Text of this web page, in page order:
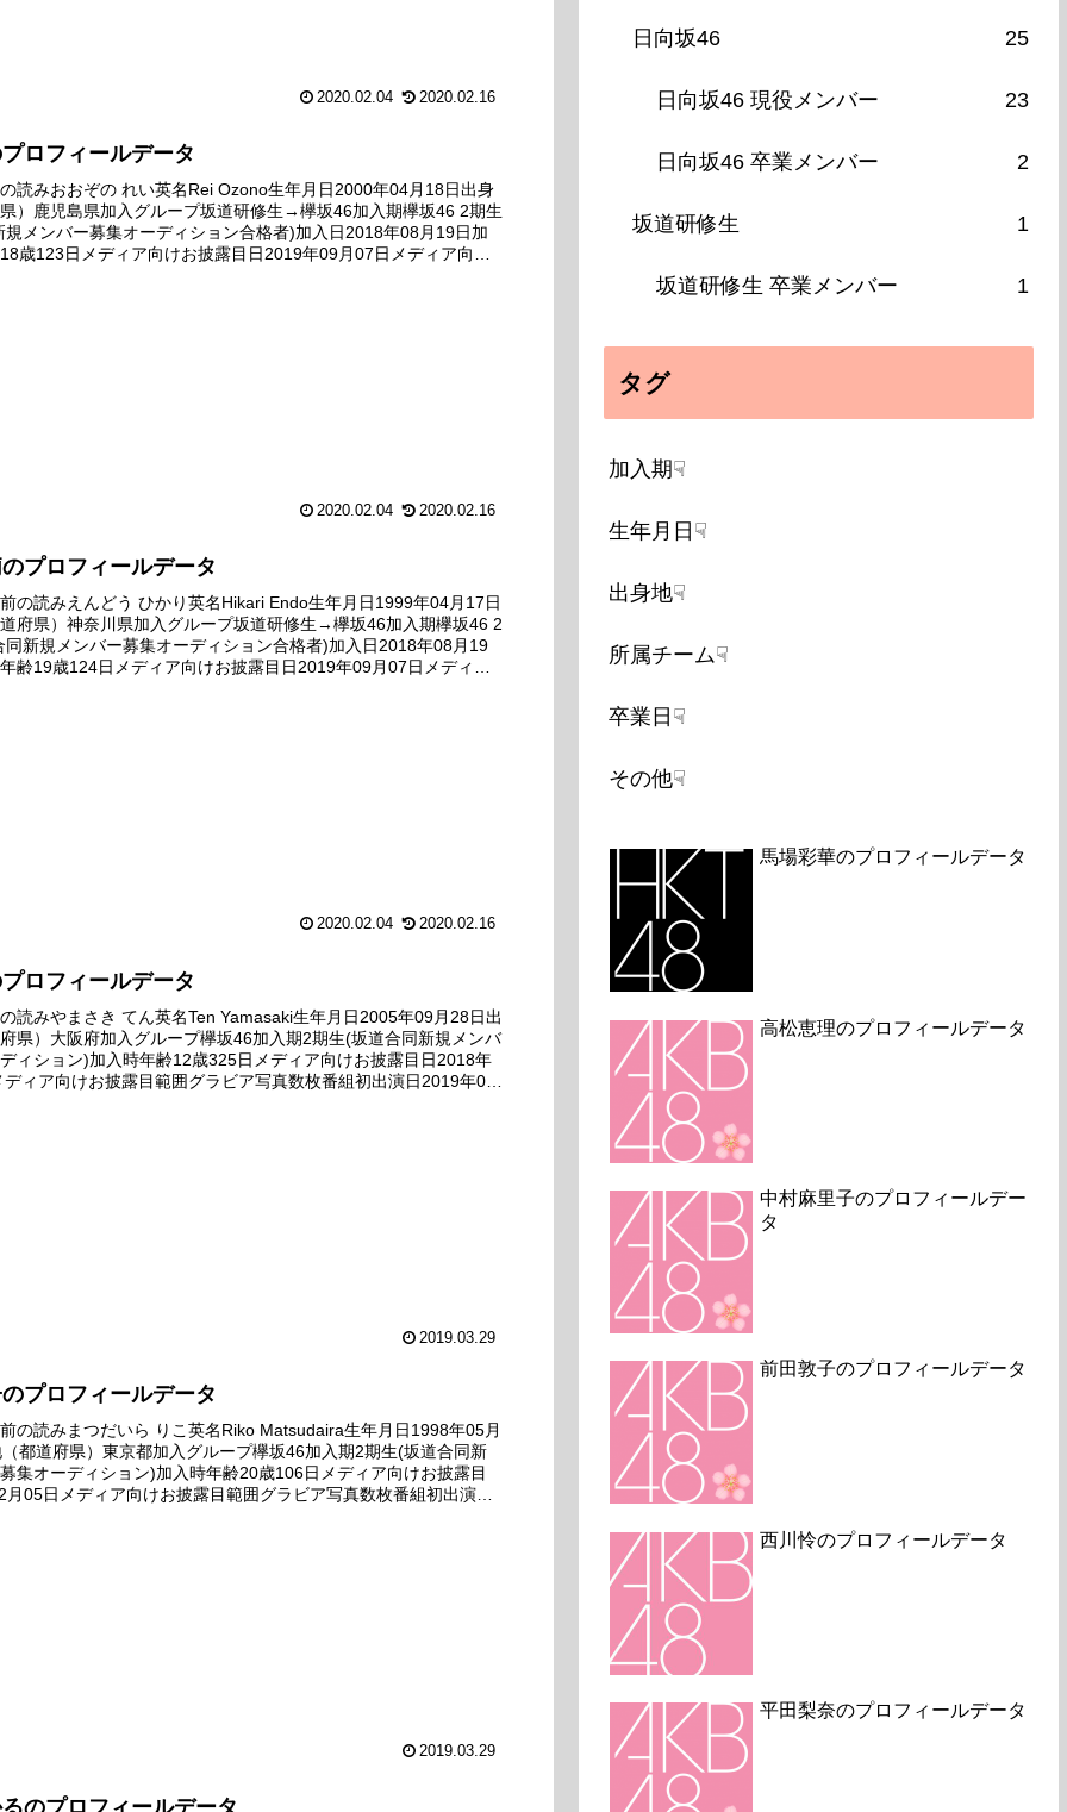
2020.02.04 2020.02.16
ロフィールデータ
読みおおぞの れい英名Rei Ozono生年月日2000年04月18日出身
）鹿児島県加入グループ坂道研修生→欅坂46加入期欅坂46 2期生
規メンバー募集オーディション合格者)加入日2018年08月19日加
歳123日メディア向けお披露目日2019年09月07日メディア向け
2020.02.04 2020.02.16
プロフィールデータ
の読みえんどう ひかり英名Hikari Endo生年月日1999年04月17日
府県）神奈川県加入グループ坂道研修生→欅坂46加入期欅坂46 2
同新規メンバー募集オーディション合格者)加入日2018年08月19
齢19歳124日メディア向けお披露目日2019年09月07日メディア
2020.02.04 2020.02.16
ロフィールデータ
読みやまさき てん英名Ten Yamasaki生年月日2005年09月28日出
県）大阪府加入グループ欅坂46加入期2期生(坂道合同新規メンバ
ィション)加入時年齢12歳325日メディア向けお披露目日2018年
ィア向けお披露目範囲グラビア写真数枚番組初出演日2019年02
2019.03.29
プロフィールデータ
の読みまつだいら りこ英名Riko Matsudaira生年月日1998年05月
都道府県）東京都加入グループ欅坂46加入期2期生(坂道合同新
集オーディション)加入時年齢20歳106日メディア向けお披露目
05日メディア向けお披露目範囲グラビア写真数枚番組初出演日
2019.03.29
日向坂46 25
日向坂46 現役メンバー 23
日向坂46 卒業メンバー 2
坂道研修生 1
坂道研修生 卒業メンバー 1
タグ
加入期☟
生年月日☟
出身地☟
所属チーム☟
卒業日☟
その他☟
馬場彩華のプロフィールデータ
高松恵理のプロフィールデータ
中村麻里子のプロフィールデー
タ
前田敦子のプロフィールデータ
西川怜のプロフィールデータ
平田梨奈のプロフィールデータ